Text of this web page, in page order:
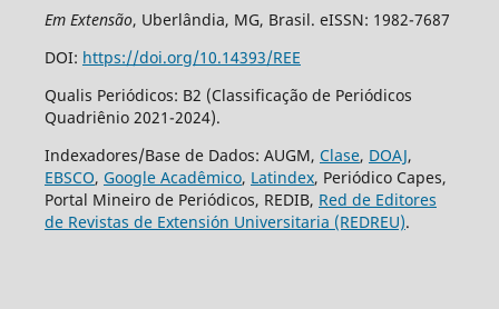
Em Extensão, Uberlândia, MG, Brasil. eISSN: 1982-7687
DOI: https://doi.org/10.14393/REE
Qualis Periódicos: B2 (Classificação de Periódicos
Quadriênio 2021-2024).
Indexadores/Base de Dados: AUGM, Clase, DOAJ,
EBSCO, Google Acadêmico, Latindex, Periódico Capes,
Portal Mineiro de Periódicos, REDIB, Red de Editores
de Revistas de Extensión Universitaria (REDREU).